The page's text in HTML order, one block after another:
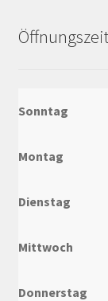
Sonntag
Montag
Dienstag
Mittwoch
Donnerstag